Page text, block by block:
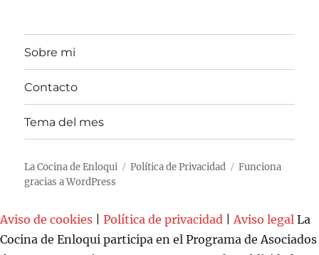
Sobre mi
Contacto
Tema del mes
La Cocina de Enloqui Política de Privacidad
Funciona
gracias a WordPress
Aviso de cookies Política de privacidad |Aviso legal La
Cocina de Enloqui participa en el Programa de Asociados